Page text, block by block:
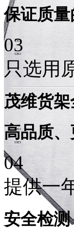
保证质
03
只选用
茂维货
高品质
04
提供一
安全检